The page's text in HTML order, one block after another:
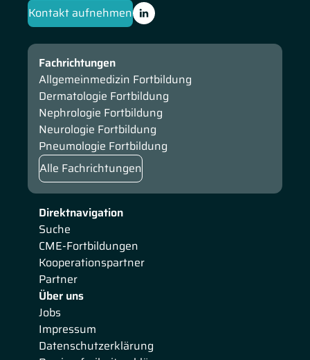
Kontakt aufnehmen
Direktnavigation
Suche
CME-Fortbildungen
Kooperationspartner
Partner
Über uns
Jobs
Impressum
Datenschutzerklärung
Fachrichtungen
Allgemeinmedizin Fortbildung
Dermatologie Fortbildung
Nephrologie Fortbildung
Neurologie Fortbildung
Pneumologie Fortbildung
Alle Fachrichtungen